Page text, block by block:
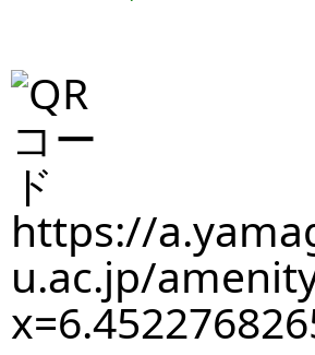
https://
u.ac.jp/